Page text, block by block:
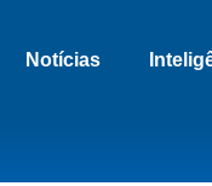
Notícias